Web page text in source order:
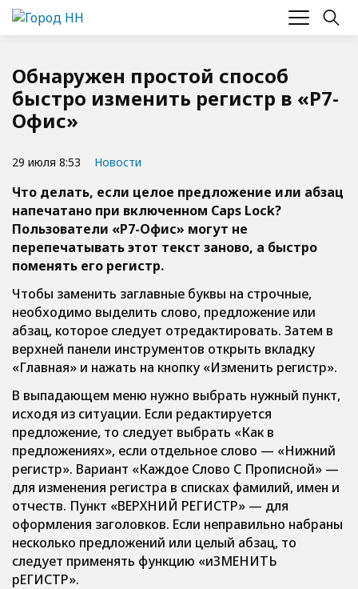
Обнаружен простой способ
быстро изменить регистр в «Р7-
Офис»
29 июля 8:53 Новости
Что делать, если целое предложение или абзац
напечатано при включенном Caps Lock?
Пользователи «Р7-Офис» могут не
перепечатывать этот текст заново, а быстро
поменять его регистр.
Чтобы заменить заглавные буквы на строчные,
необходимо выделить слово, предложение или
абзац, которое следует отредактировать. Затем в
верхней панели инструментов открыть вкладку
«Главная» и нажать на кнопку «Изменить регистр».
В выпадающем меню нужно выбрать нужный пункт,
исходя из ситуации. Если редактируется
предложение, то следует выбрать «Как в
предложениях», если отдельное слово — «Нижний
регистр». Вариант «Каждое Слово С Прописной» —
для изменения регистра в списках фамилий, имен и
отчеств. Пункт «ВЕРХНИЙ РЕГИСТР» — для
оформления заголовков. Если неправильно набраны
несколько предложений или целый абзац, то
следует применять функцию «иЗМЕНИТЬ
рЕГИСТР».